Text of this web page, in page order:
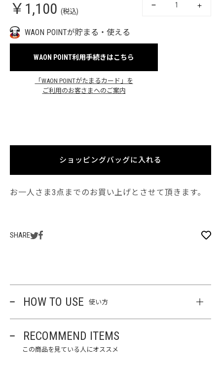
￥1,100 (税込)
WAON POINTが貯まる・使える
WAON POINT利用手続きはこちら
「WAON POINTがたまるカード」を
ご利用のお客さまへのご案内
ショッピングバッグに入れる
お一人さま3点までのお買い上げとさせて頂きます。
SHARE
HOW TO USE 使い方
RECOMMEND ITEMS
この商品を見ている人にオススメ